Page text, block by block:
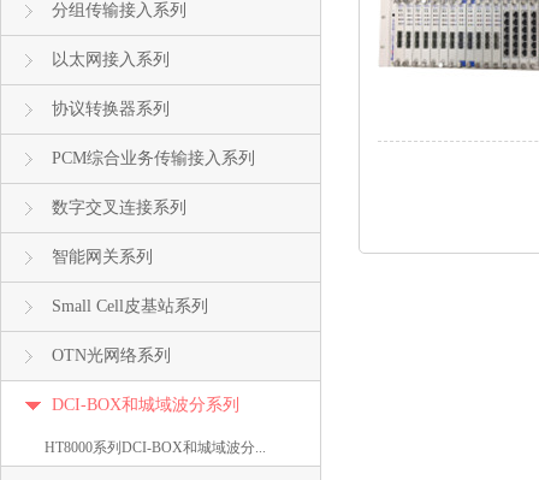
分组传输接入系列
以太网接入系列
协议转换器系列
PCM综合业务传输接入系列
数字交叉连接系列
智能网关系列
Small Cell皮基站系列
OTN光网络系列
DCI-BOX和城域波分系列
HT8000系列DCI-BOX和城域波分...